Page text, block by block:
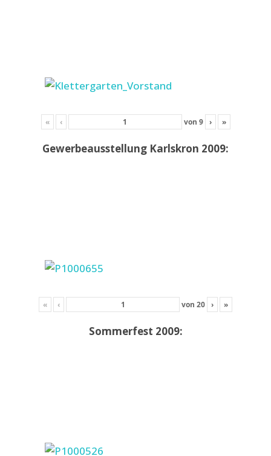
« ‹ von 9 › »
Gewerbeausstellung Karlskron 2009:
« ‹ von 20 › »
Sommerfest 2009: